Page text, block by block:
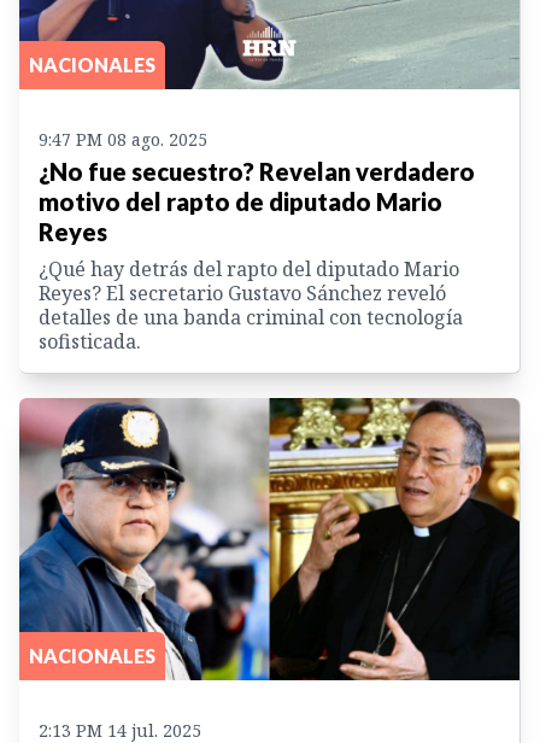
NACIONALES
9:47 PM 08 ago. 2025
¿No fue secuestro? Revelan verdadero
motivo del rapto de diputado Mario
Reyes
¿Qué hay detrás del rapto del diputado Mario
Reyes? El secretario Gustavo Sánchez reveló
detalles de una banda criminal con tecnología
sofisticada.
NACIONALES
2:13 PM 14 jul. 2025